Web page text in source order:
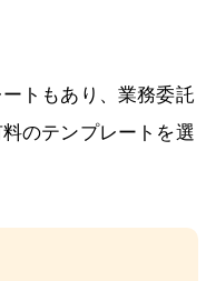
トもあり、業務委託
のテンプレートを選